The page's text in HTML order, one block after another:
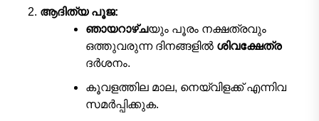
ആദിത്യ പൂജ:
ഞായറാഴ്ചയും പൂരം നക്ഷത്രവും
ഒത്തുവരുന്ന ദിനങ്ങളിൽ ശിവക്ഷേത്ര
ദർശനം.
കൂവളത്തില മാല, നെയ്‌വിളക്ക് എന്നിവ
സമർപ്പിക്കുക.